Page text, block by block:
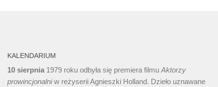
KALENDARIUM
10 sierpnia 1979 roku odbyła się premiera filmu Aktorzy
prowincjonalniw reżyserii Agnieszki Holland. Dzieło uznawane